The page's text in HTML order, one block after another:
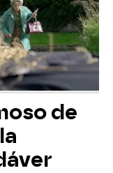
de